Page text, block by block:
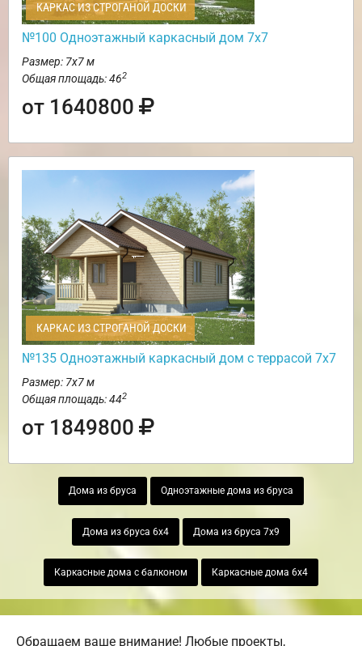
КАРКАС ИЗ СТРОГАНОЙ ДОСКИ
№100 Одноэтажный каркасный дом 7х7
Размер: 7х7 м
Общая площадь: 462
от 1640800
КАРКАС ИЗ СТРОГАНОЙ ДОСКИ
№135 Одноэтажный каркасный дом с террасой 7х7
Размер: 7х7 м
Общая площадь: 442
от 1849800
Дома из бруса Одноэтажные дома из бруса
Дома из бруса 6х4 Дома из бруса 7х9
Каркасные дома с балконом Каркасные дома 6х4
Обращаем ваше внимание! Любые проекты,